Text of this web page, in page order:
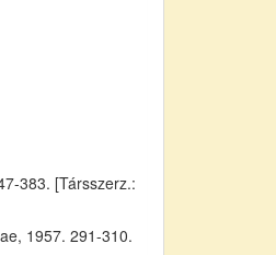
383. [Társszerz.:
1957. 291-310.